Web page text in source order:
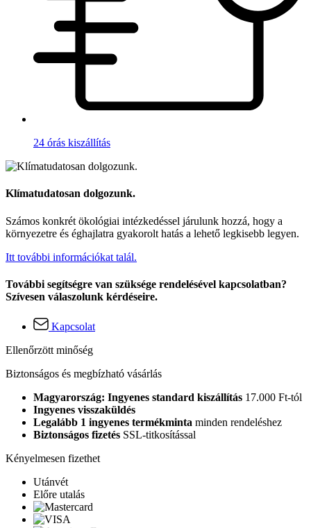
24 órás kiszállítás
Klímatudatosan dolgozunk.
Számos konkrét ökológiai intézkedéssel járulunk hozzá, hogy a
környezetre és éghajlatra gyakorolt hatás a lehető legkisebb legyen.
Itt további információkat talál.
További segítségre van szüksége rendelésével kapcsolatban?
Szívesen válaszolunk kérdéseire.
Kapcsolat
Ellenőrzött minőség
Biztonságos és megbízható vásárlás
Magyarország: Ingyenes standard kiszállítás 17.000 Ft-tól
Ingyenes visszaküldés
Legalább 1 ingyenes termékminta minden rendeléshez
Biztonságos fizetés SSL-titkosítással
Kényelmesen fizethet
Utánvét
Előre utalás